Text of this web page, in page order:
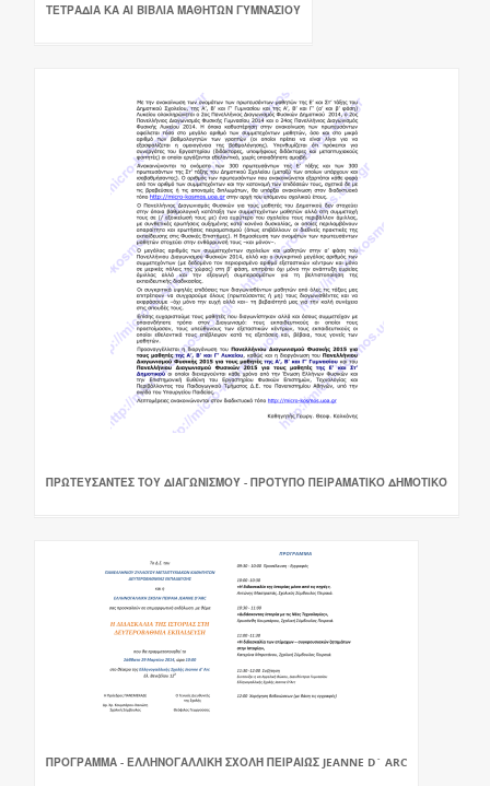
ΤΕΤΡΑΔΙΑ ΚΑ ΑΙ ΒΙΒΛΙΑ ΜΑΘΗΤΩΝ ΓΥΜΝΑΣΙΟΥ
ΠΡΩΤΕΎΣΑΝΤΕΣ ΤΟΥ ΔΙΑΓΩΝΙΣΜΟΎ - ΠΡΌΤΥΠΟ ΠΕΙΡΑΜΑΤΙΚΌ ΔΗΜΟΤΙΚΌ
ΠΡΟΓΡΑΜΜΑ - ΕΛΛΗΝΟΓΑΛΛΙΚΉ ΣΧΟΛΉ ΠΕΙΡΑΙΏΣ JEANNE D` ARC